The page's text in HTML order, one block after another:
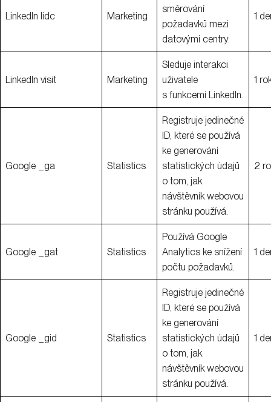
LinkedIn lidc Marketing
směrování
požadavků mezi
datovými centry.
1
LinkedIn visit Marketing
Sleduje interakci
uživatele
s funkcemi LinkedIn.
1
Google _ga Statistics
Registruje jedinečné
ID, které se používá
ke generování
statistických údajů
o tom, jak
návštěvník webovou
stránku používá.
2
Google _gat Statistics
Používá Google
Analytics ke snížení
počtu požadavků.
1
Google _gid Statistics
Registruje jedinečné
ID, které se používá
ke generování
statistických údajů
o tom, jak
návštěvník webovou
stránku používá.
1